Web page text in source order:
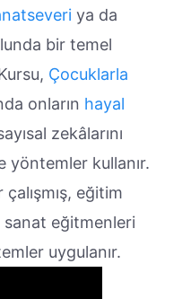
ya da
bir temel
Çocuklarla
onların hayal
zekâlarını
yöntemler kullanır.
çalışmış, eğitim
eğitmenleri
uygulanır.